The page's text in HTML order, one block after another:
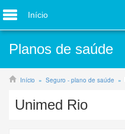
Início
Planos de saúde
Início Seguro - plano de saúde
Unimed Rio